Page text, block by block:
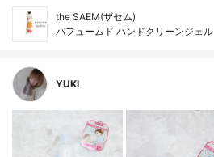
the SAEM(ザセム)
パフュームド ハンドクリーンジェル
YUKI